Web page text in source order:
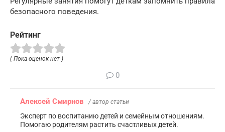
безопасного поведения.
Рейтинг
( Пока оценок нет )
0
Алексей Смирнов / автор статьи
Эксперт по воспитанию детей и семейным отношениям.
Помогаю родителям растить счастливых детей.